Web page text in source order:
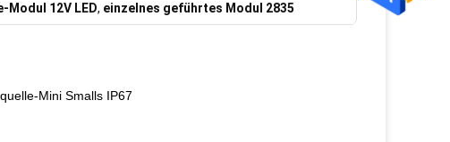
Modul 12V LED, einzelnes geführtes Modul 2835
Mini Smalls IP67